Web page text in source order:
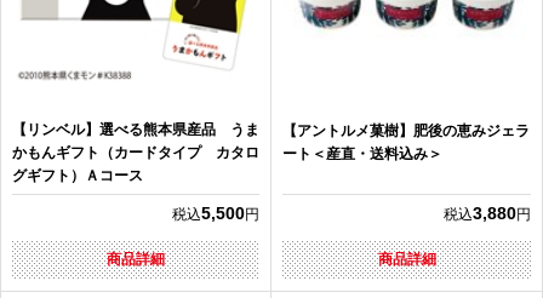
【リンベル】選べる熊本県産品 うま
かもんギフト（カードタイプ カタロ
グギフト）Ａコース
税込5,500円
商品詳細
【アントルメ菓樹】肥後の恵みジェラ
ート＜産直・送料込み＞
税込3,880円
商品詳細